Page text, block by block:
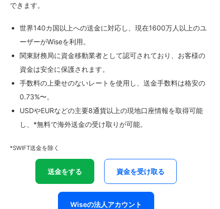
できます。
世界140カ国以上への送金に対応し、現在1600万人以上のユ
ーザーがWiseを利用。
関東財務局に資金移動業者として認可されており、お客様の
資金は安全に保護されます。
手数料の上乗せのないレートを使用し、送金手数料は格安の
0.73%〜。
USDやEURなどの主要8通貨以上の現地口座情報を取得可能
し、*無料で海外送金の受け取りが可能。
*SWIFT送金を除く
送金をする 資金を受け取る
Wiseの法人アカウント